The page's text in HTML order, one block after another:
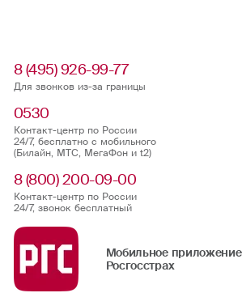
Участие в тендере
Период охлаждения
Аренда помещений
Карьера в Росгосстрах
Реестр брокеров и агентов
Реализация непрофильной недвижимости